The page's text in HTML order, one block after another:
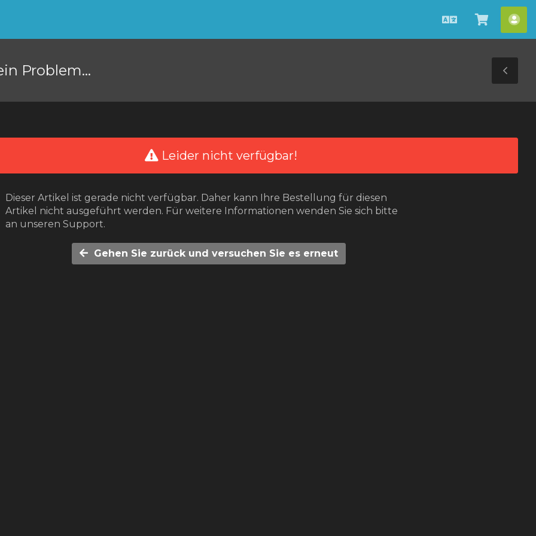
Deutsch
ansehen
Problem...
Leider nicht verfügbar!
Dieser Artikel ist gerade nicht verfügbar. Daher kann Ihre Bestellung für diesen
Artikel nicht ausgeführt werden. Für weitere Informationen wenden Sie sich bitte
an unseren Support.
Gehen Sie zurück und versuchen Sie es erneut